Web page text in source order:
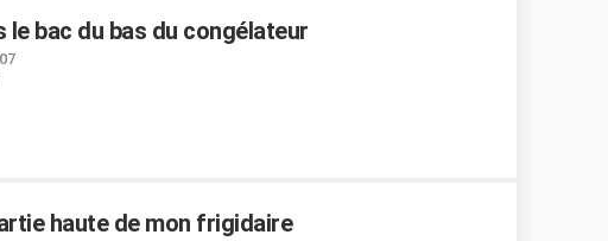
le bac du bas du congélateur
haute de mon frigidaire